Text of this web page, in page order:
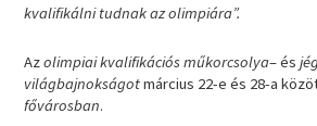
kvalifikálni tudnak az olimpiára”.
Azolimpiai kvalifikációs műkorcsolya– és
világbajnokságotmárcius 22-e és 28-a
fővárosban.